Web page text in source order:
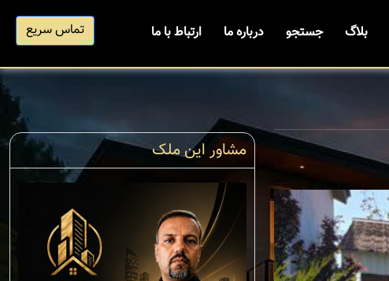
بلاگ جستجو درباره ما ارتباط با ما تماس سریع
مشاور این ملک